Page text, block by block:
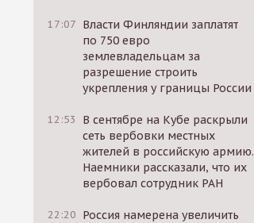
17:07 Власти Финляндии заплатят
по 750 евро
землевладельцам за
разрешение строить
укрепления у границы России
12:53
В сентябре на Кубе раскрыли
сеть вербовки местных
жителей в российскую армию.
Наемники рассказали, что их
вербовал сотрудник РАН
22:20 Россия намерена увеличить